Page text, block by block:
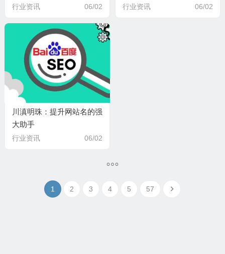
行业资讯 06/02 行业资讯 06/02
川滇明珠：提升网站名的强
大助手
行业资讯 06/02
1 2 3 4 5 57